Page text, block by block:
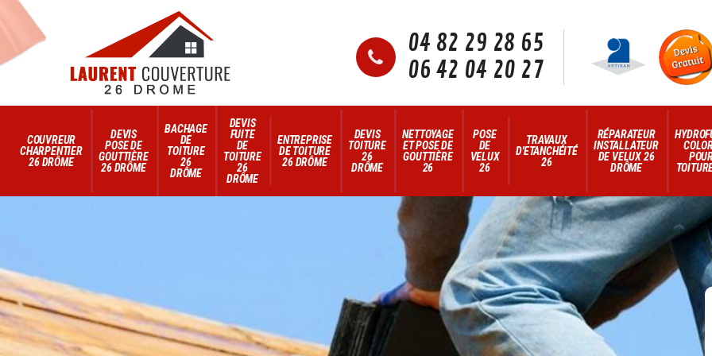
04 82 29 28 65
06 42 04 20 27
COUVREUR
CHARPENTIER
26 DRÔME
DEVIS
POSE DE
GOUTTIÈRE
26 DRÔME
BACHAGE
DE
TOITURE
26
DRÔME
DEVIS
FUITE
DE
TOITURE
26
DRÔME
ENTREPRISE
DE TOITURE
26 DRÔME
DEVIS
TOITURE
26
DRÔME
NETTOYAGE
ET POSE DE
GOUTTIÈRE
26
POSE
DE
VELUX
26
TRAVAUX
D'ETANCHÉITÉ
26
RÉPARATEUR
INSTALLATEUR
DE VELUX 26
DRÔME